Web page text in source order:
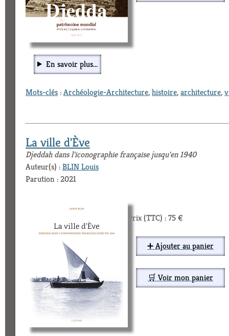
En savoir plus...
Mots-clés:Archéologie-Architecture,histoire,architecture,
La ville d'Ève
Djeddah dans l'iconographie française jusqu'en 1940
Auteur(s) :BLIN Louis
Parution : 2021
Prix (TTC) : 75 €
➕ Ajouter au panier
🛒 Voir mon panier